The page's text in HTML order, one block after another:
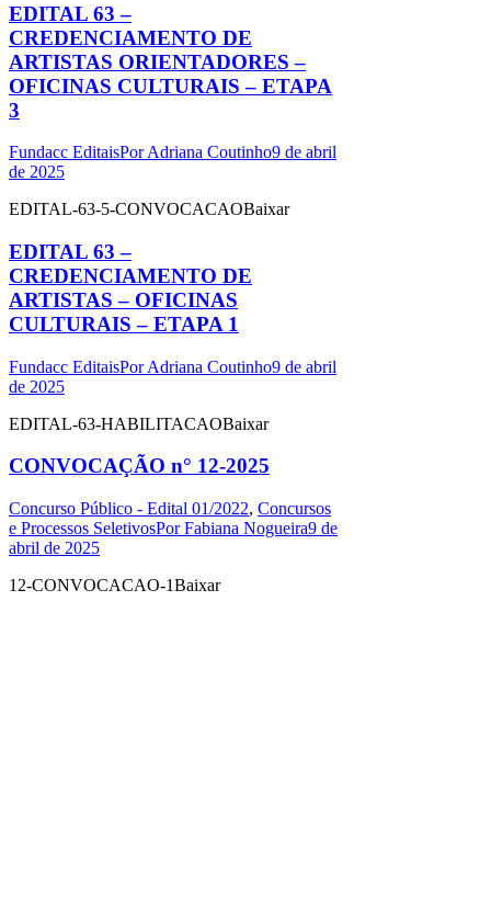
EDITAL 63 –
CREDENCIAMENTO DE
ARTISTAS ORIENTADORES –
OFICINAS CULTURAIS – ETAPA
3
Fundacc EditaisPorAdriana Coutinho9 de abril
de 2025
EDITAL-63-5-CONVOCACAOBaixar
EDITAL 63 –
CREDENCIAMENTO DE
ARTISTAS – OFICINAS
CULTURAIS – ETAPA 1
Fundacc EditaisPorAdriana Coutinho9 de abril
de 2025
EDITAL-63-HABILITACAOBaixar
CONVOCAÇÃO n° 12-2025
Concurso Público - Edital 01/2022, Concursos
e Processos SeletivosPorFabiana Nogueira9 de
abril de 2025
12-CONVOCACAO-1Baixar